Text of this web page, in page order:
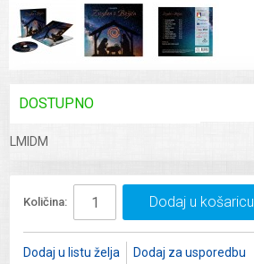
DOSTUPNO
LMIDM
Količina: Dodaj u košaricu
Dodaj u listu želja Dodaj za usporedbu